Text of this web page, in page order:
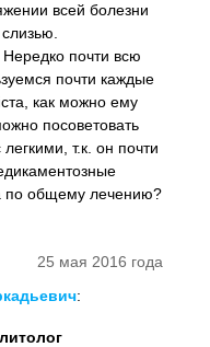
всей болезни
Нередко почти всю
почти каждые
как можно ему
посоветовать
т.к. он почти
по общему лечению?
25 мая 2016 года
: